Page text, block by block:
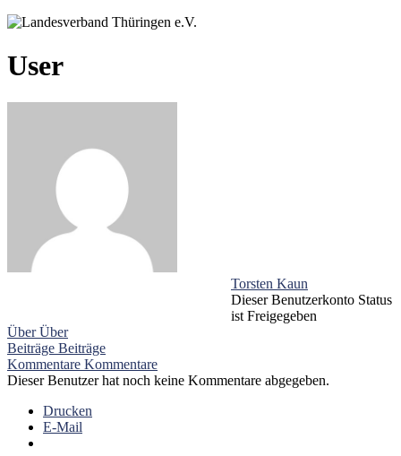
User
Torsten Kaun
Dieser Benutzerkonto Status
ist Freigegeben
Über Über
Beiträge Beiträge
Kommentare Kommentare
Dieser Benutzer hat noch keine Kommentare abgegeben.
Drucken
E-Mail